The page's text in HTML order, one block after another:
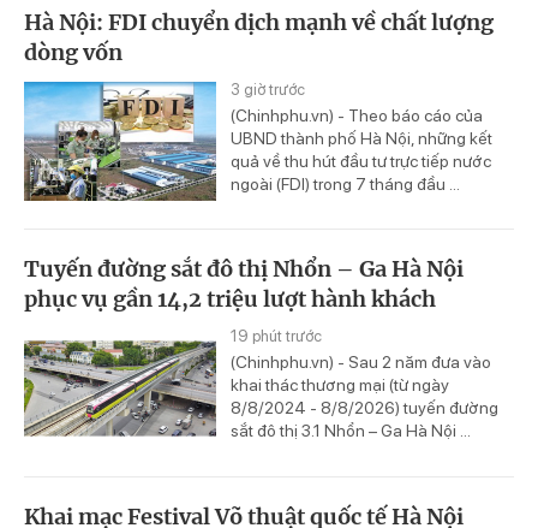
Hà Nội: FDI chuyển dịch mạnh về chất lượng
dòng vốn
3 giờ trước
(Chinhphu.vn) - Theo báo cáo của
UBND thành phố Hà Nội, những kết
quả về thu hút đầu tư trực tiếp nước
ngoài (FDI) trong 7 tháng đầu ...
Tuyến đường sắt đô thị Nhổn – Ga Hà Nội
phục vụ gần 14,2 triệu lượt hành khách
19 phút trước
(Chinhphu.vn) - Sau 2 năm đưa vào
khai thác thương mại (từ ngày
8/8/2024 - 8/8/2026) tuyến đường
sắt đô thị 3.1 Nhổn – Ga Hà Nội ...
Khai mạc Festival Võ thuật quốc tế Hà Nội